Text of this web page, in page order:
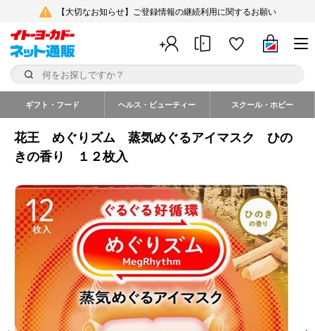
【大切なお知らせ】ご登録情報の継続利用に関するお願い
ギフト・フード ヘルス・ビューティー スクール・ホビー
花王 めぐりズム 蒸気めぐるアイマスク ひの
きの香り １２枚入